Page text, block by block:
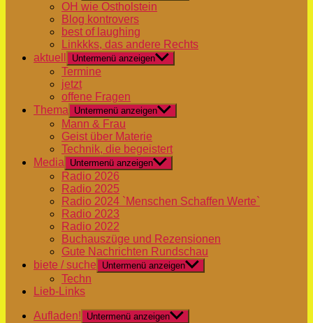
OH wie Ostholstein
Blog kontrovers
best of laughing
Linkkks, das andere Rechts
aktuell
Untermenü anzeigen
Termine
jetzt
offene Fragen
Thema
Untermenü anzeigen
Mann & Frau
Geist über Materie
Technik, die begeistert
Media
Untermenü anzeigen
Radio 2026
Radio 2025
Radio 2024 `Menschen Schaffen Werte`
Radio 2023
Radio 2022
Buchauszüge und Rezensionen
Gute Nachrichten Rundschau
biete / suche
Untermenü anzeigen
Techn
Lieb-Links
Aufladen! Untermenü anzeigen